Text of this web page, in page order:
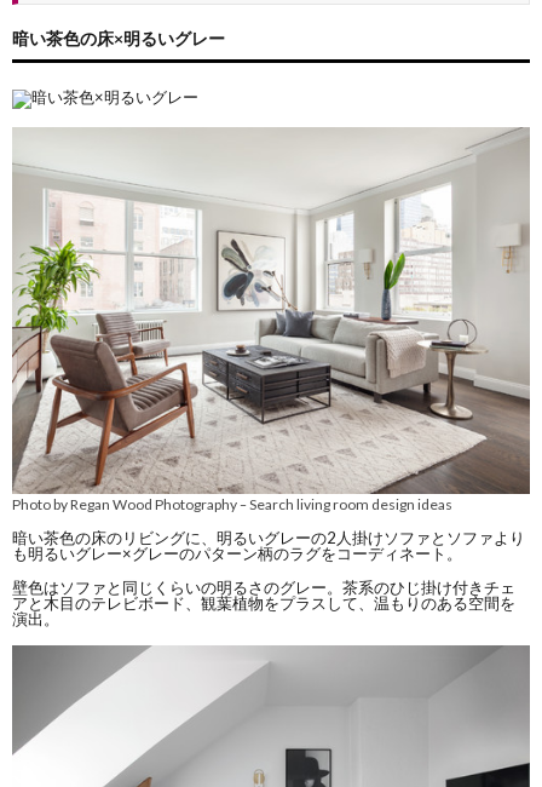
暗い茶色の床×明るいグレー
Photo by Regan Wood Photography–Search living room design ideas
暗い茶色の床のリビングに、明るいグレーの2人掛けソファとソファより
も明るいグレー×グレーのパターン柄のラグをコーディネート。
壁色はソファと同じくらいの明るさのグレー。茶系のひじ掛け付きチェ
アと木目のテレビボード、観葉植物をプラスして、温もりのある空間を
演出。